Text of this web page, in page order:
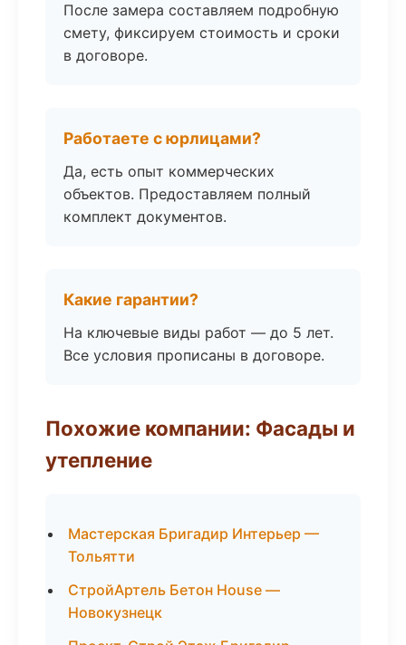
После замера составляем подробную
смету, фиксируем стоимость и сроки
в договоре.
Работаете с юрлицами?
Да, есть опыт коммерческих
объектов. Предоставляем полный
комплект документов.
Какие гарантии?
На ключевые виды работ — до 5 лет.
Все условия прописаны в договоре.
Похожие компании: Фасады и
утепление
Мастерская Бригадир Интерьер —
Тольятти
СтройАртель Бетон House —
Новокузнецк